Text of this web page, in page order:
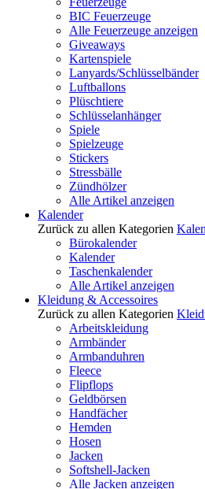
BIC Feuerzeuge
Alle Feuerzeuge anzeigen
Giveaways
Kartenspiele
Lanyards/Schlüsselbänder
Luftballons
Plüschtiere
Schlüsselanhänger
Spiele
Spielzeuge
Stickers
Stressbälle
Zündhölzer
Alle Artikel anzeigen
Kalender
Zurück zu allen Kategorien
Bürokalender
Kalender
Taschenkalender
Alle Artikel anzeigen
Kleidung & Accessoires
Zurück zu allen Kategorien
Arbeitskleidung
Armbänder
Armbanduhren
Fleece
Flipflops
Geldbörsen
Handfächer
Hemden
Hosen
Jacken
Softshell-Jacken
Alle Jacken anzeigen